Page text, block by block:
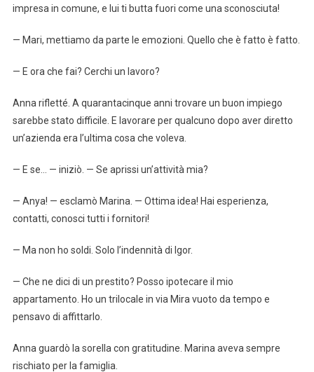
impresa in comune, e lui ti butta fuori come una sconosciuta!
— Mari, mettiamo da parte le emozioni. Quello che è fatto è fatto.
— E ora che fai? Cerchi un lavoro?
Anna rifletté. A quarantacinque anni trovare un buon impiego
sarebbe stato difficile. E lavorare per qualcuno dopo aver diretto
un’azienda era l’ultima cosa che voleva.
— E se… — iniziò. — Se aprissi un’attività mia?
— Anya! — esclamò Marina. — Ottima idea! Hai esperienza,
contatti, conosci tutti i fornitori!
— Ma non ho soldi. Solo l’indennità di Igor.
— Che ne dici di un prestito? Posso ipotecare il mio
appartamento. Ho un trilocale in via Mira vuoto da tempo e
pensavo di affittarlo.
Anna guardò la sorella con gratitudine. Marina aveva sempre
rischiato per la famiglia.